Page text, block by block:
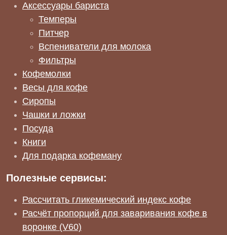
Аксессуары бариста
Темперы
Питчер
Вспениватели для молока
Фильтры
Кофемолки
Весы для кофе
Сиропы
Чашки и ложки
Посуда
Книги
Для подарка кофеману
Полезные сервисы:
Рассчитать гликемический индекс кофе
Расчёт пропорций для заваривания кофе в
воронке (V60)